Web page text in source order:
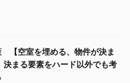
【空室を埋める、物件が決ま
決まる要素をハード以外でも考